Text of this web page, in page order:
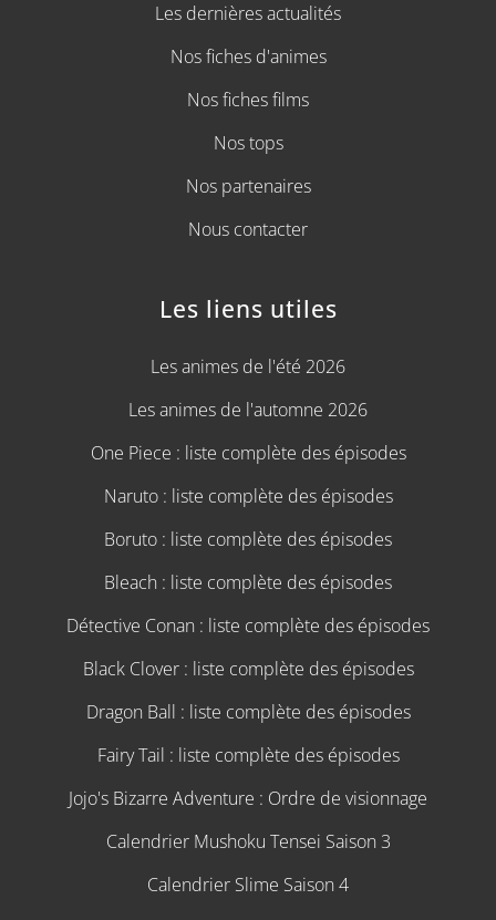
Les dernières actualités
Nos fiches d'animes
Nos fiches films
Nos tops
Nos partenaires
Nous contacter
Les liens utiles
Les animes de l'été 2026
Les animes de l'automne 2026
One Piece : liste complète des épisodes
Naruto : liste complète des épisodes
Boruto : liste complète des épisodes
Bleach : liste complète des épisodes
Détective Conan : liste complète des épisodes
Black Clover : liste complète des épisodes
Dragon Ball : liste complète des épisodes
Fairy Tail : liste complète des épisodes
Jojo's Bizarre Adventure : Ordre de visionnage
Calendrier Mushoku Tensei Saison 3
Calendrier Slime Saison 4